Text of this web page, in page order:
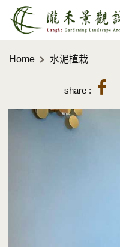
Home 水泥植栽
share :